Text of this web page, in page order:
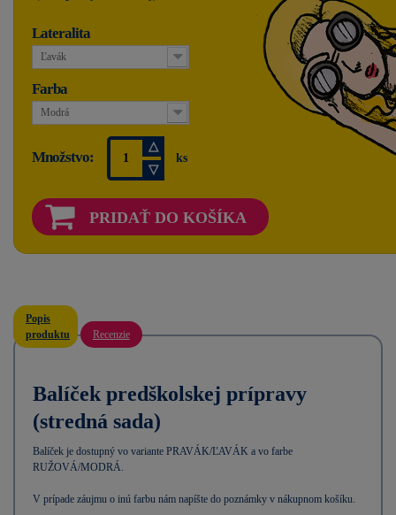
Lateralita
Ľavák
Farba
Modrá
Množstvo: ks
PRIDAŤ DO KOŠÍKA
Popis
produktu
Recenzie
Balíček predškolskej prípravy
(stredná sada)
Balíček je dostupný vo variante PRAVÁK/ĽAVÁK a vo farbe
RUŽOVÁ/MODRÁ.
V prípade záujmu o inú farbu nám napíšte do poznámky v nákupnom košíku.